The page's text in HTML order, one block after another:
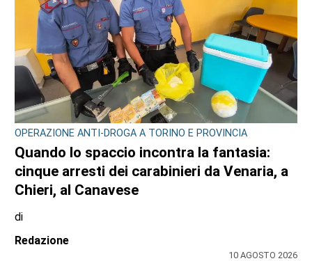
OPERAZIONE ANTI-DROGA A TORINO E PROVINCIA
Quando lo spaccio incontra la fantasia:
cinque arresti dei carabinieri da Venaria, a
Chieri, al Canavese
di
Redazione
10 AGOSTO 2026